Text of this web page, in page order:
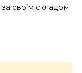
за своїм складом